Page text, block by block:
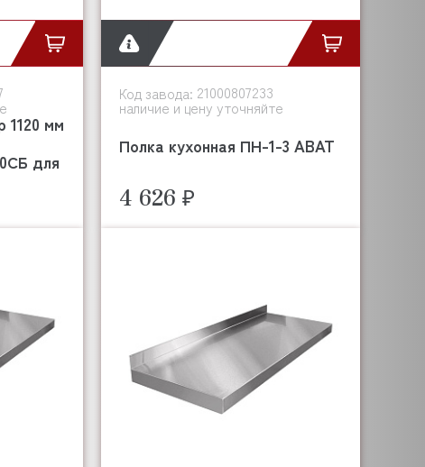
1120 мм
для
Код завода: 21000807233
наличие и цену уточняйте
Полка кухонная ПН-1-3 ABAT
4 626 ₽